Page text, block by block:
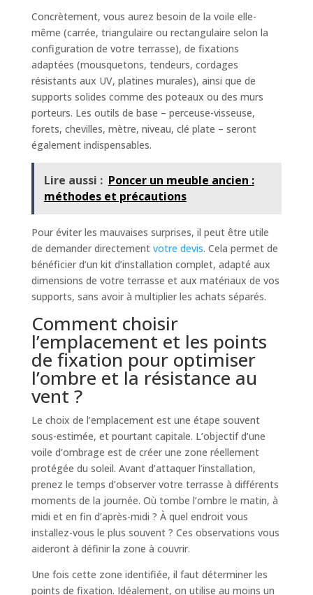
Concrètement, vous aurez besoin de la voile elle-
même (carrée, triangulaire ou rectangulaire selon la
configuration de votre terrasse), de fixations
adaptées (mousquetons, tendeurs, cordages
résistants aux UV, platines murales), ainsi que de
supports solides comme des poteaux ou des murs
porteurs. Les outils de base – perceuse-visseuse,
forets, chevilles, mètre, niveau, clé plate – seront
également indispensables.
Lire aussi : Poncer un meuble ancien :
méthodes et précautions
Pour éviter les mauvaises surprises, il peut être utile
de demander directement votre devis. Cela permet de
bénéficier d’un kit d’installation complet, adapté aux
dimensions de votre terrasse et aux matériaux de vos
supports, sans avoir à multiplier les achats séparés.
Comment choisir
l’emplacement et les points
de fixation pour optimiser
l’ombre et la résistance au
vent ?
Le choix de l’emplacement est une étape souvent
sous-estimée, et pourtant capitale. L’objectif d’une
voile d’ombrage est de créer une zone réellement
protégée du soleil. Avant d’attaquer l’installation,
prenez le temps d’observer votre terrasse à différents
moments de la journée. Où tombe l’ombre le matin, à
midi et en fin d’après-midi ? À quel endroit vous
installez-vous le plus souvent ? Ces observations vous
aideront à définir la zone à couvrir.
Une fois cette zone identifiée, il faut déterminer les
points de fixation. Idéalement, on utilise au moins un